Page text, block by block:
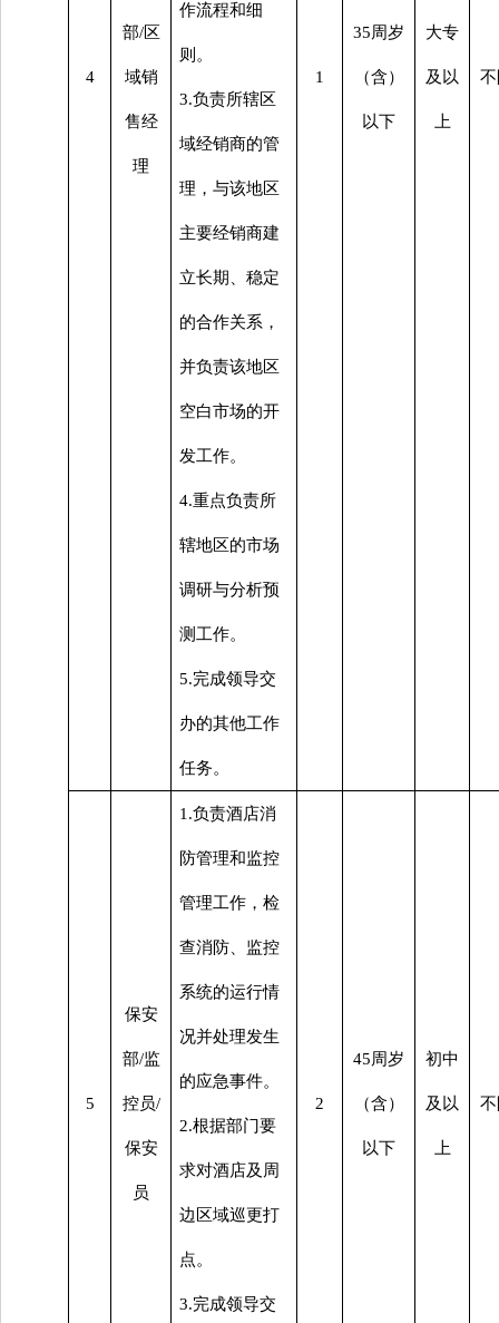
4
部/区
域销
售经
理
作流程和细
则。
3.负责所辖区
域经销商的管
理，与该地区
主要经销商建
立长期、稳定
的合作关系，
并负责该地区
空白市场的开
发工作。
4.重点负责所
辖地区的市场
调研与分析预
测工作。
5.完成领导交
办的其他工作
任务。
1
35周岁
（含）
以下
大专
及以
上
5
保安
部/监
控员/
保安
员
1.负责酒店消
防管理和监控
管理工作，检
查消防、监控
系统的运行情
况并处理发生
的应急事件。
2.根据部门要
求对酒店及周
边区域巡更打
点。
3.完成领导交
2
45周岁
（含）
以下
初中
及以
上